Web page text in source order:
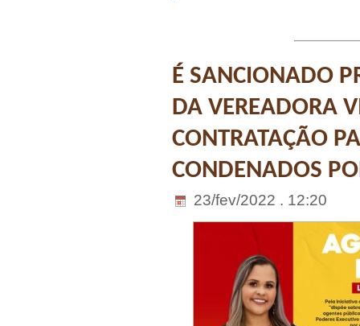
É SANCIONADO
DA VEREADORA
CONTRATAÇÃO
CONDENADOS
23/fev/2022 . 12:20